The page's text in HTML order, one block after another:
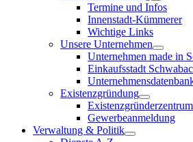
Termine und Infos
Innenstadt-Kümmerer
Wichtige Links
Unsere Unternehmen
Unternehmen made in
Einkaufsstadt
Existenzgründung
Gewerbeanmeldung
Verwaltung & Politik